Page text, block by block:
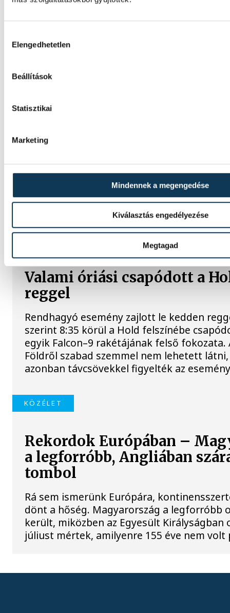
Elengedhetetlen
Beállítások
Statisztikai
Marketing
Mindennek a megengedése
Kiválasztás engedélyezése
Megtagad
KÖZÉLET
jövő kedden legyen az
A Tisza-frakció kezdeményezte, hogy a
kedden válassza meg az új köztársasági
Valami óriási csapódott a
reggel
Rendhagyó esemény zajlott le kedden
szerint 8:35 körül a Hold felszínébe
egyik Falcon–9 rakétájának felső fokozata.
Földről szabad szemmel nem lehetett
azonban távcsövekkel figyelték az
KÖZÉLET
Rekordok Európában –
a legforróbb, Angliában
tombol
Rá sem ismerünk Európára,
dönt a hőség. Magyarország a legforróbb
került, miközben az Egyesült Királyságban
júliust mértek, amilyenre 155 éve nem